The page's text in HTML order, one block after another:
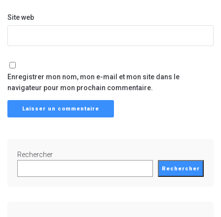
Site web
Enregistrer mon nom, mon e-mail et mon site dans le
navigateur pour mon prochain commentaire.
Rechercher
Rechercher